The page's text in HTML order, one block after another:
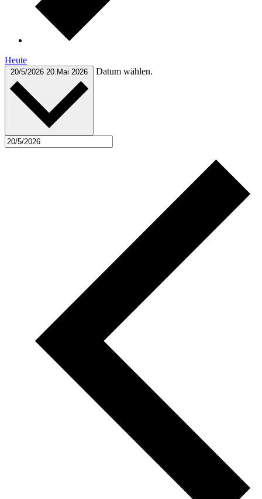
Heute
20/5/2026 20.Mai 2026 Datum wählen.